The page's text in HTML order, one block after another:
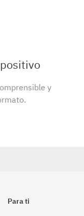
y
Para ti